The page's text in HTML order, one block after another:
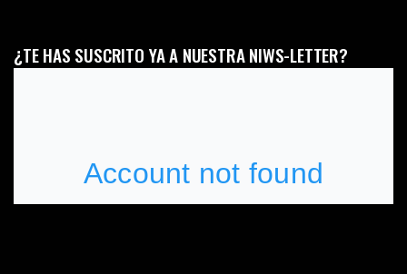
¿TE HAS SUSCRITO YA A NUESTRA NIWS-LETTER?